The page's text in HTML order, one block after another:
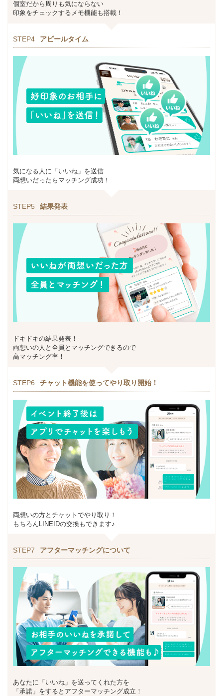
個室だから周りも気にならない
印象をチェックするメモ機能も搭載！
STEP4 アピールタイム
気になる人に「いいね」を送信
両想いだったらマッチング成功！
STEP5 結果発表
ドキドキの結果発表！
両想いの人と全員とマッチングできるので
高マッチング率！
STEP6 チャット機能を使ってやり取り開始！
両想いの方とチャットでやり取り！
もちろんLINEIDの交換もできます♪
STEP7 アフターマッチングについて
あなたに「いいね」を送ってくれた方を
「承諾」をするとアフターマッチング成立！